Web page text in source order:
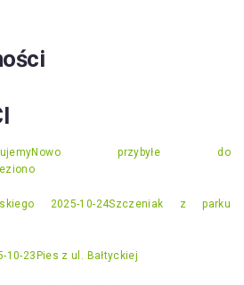
Nowo przybyłe do
2025-10-24Szczeniak z parku
10-23 Pies z ul. Bałtyckiej